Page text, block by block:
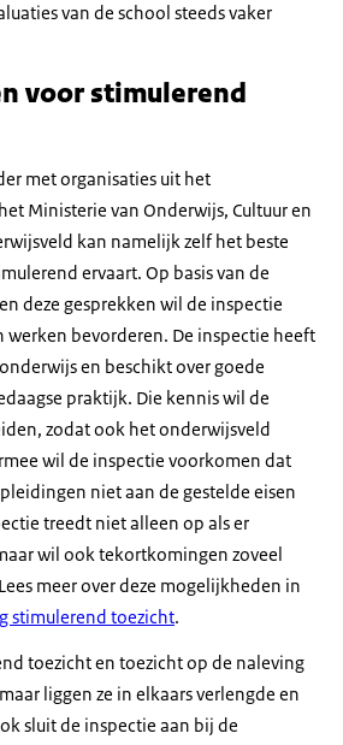
van de school steeds vaker
voor stimulerend
met organisaties uit het
Ministerie van Onderwijs, Cultuur en
kan namelijk zelf het beste
ervaart. Op basis van de
deze gesprekken wil de inspectie
werken bevorderen. De inspectie heeft
en beschikt over goede
praktijk. Die kennis wil de
zodat ook het onderwijsveld
wil de inspectie voorkomen dat
niet aan de gestelde eisen
treedt niet alleen op als er
wil ook tekortkomingen zoveel
meer over deze mogelijkheden in
stimulerend toezicht.
toezicht en toezicht op de naleving
liggen ze in elkaars verlengde en
sluit de inspectie aan bij de